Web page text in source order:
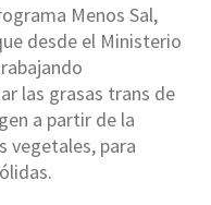
Menos Sal,
desde el Ministerio
las grasas trans de
a partir de la
vegetales, para